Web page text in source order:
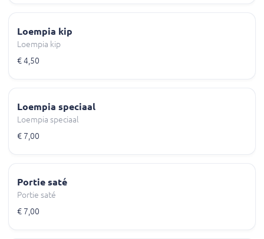
Loempia kip
Loempia kip
€ 4,50
Loempia speciaal
Loempia speciaal
€ 7,00
Portie saté
Portie saté
€ 7,00